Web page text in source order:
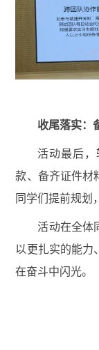
收尾落实：
活动最后
款、备齐证件材
同学们提前规划
活动在全体
以更扎实的能力
在奋斗中闪光。